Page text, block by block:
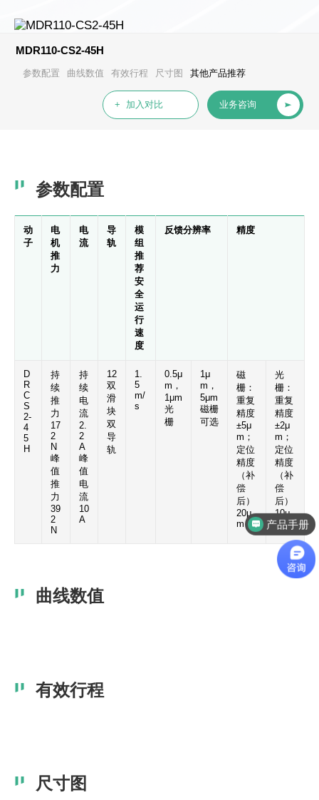
MDR110-CS2-45H
参数配置 曲线数值 有效行程 尺寸图 其他产品推荐
+ 加入对比 业务咨询
参数配置
动
子
电
机
推
力
电
流
导
轨
模
组
推
荐
安
全
运
行
速
度
反馈分辨率 精度
D
R
C
S
2-
4
5
H
持
续
推
力
17
2
N
峰
值
推
力
39
2
N
持
续
电
流
2.
2
A
峰
值
电
流
10
A
12
双
滑
块
双
导
轨
1.
5
m/
s
0.5μ
m，
1μm
光
栅
1μ
m，
5μm
磁栅
可选
磁
栅：
重复
精度
±5μ
m；
定位
精度
（补
偿
后）
20μ
m
光
栅：
重复
精度
±2μ
m；
定位
精度
（补
偿
后）
10μ
m
曲线数值
有效行程
尺寸图
产品手册
选型支持